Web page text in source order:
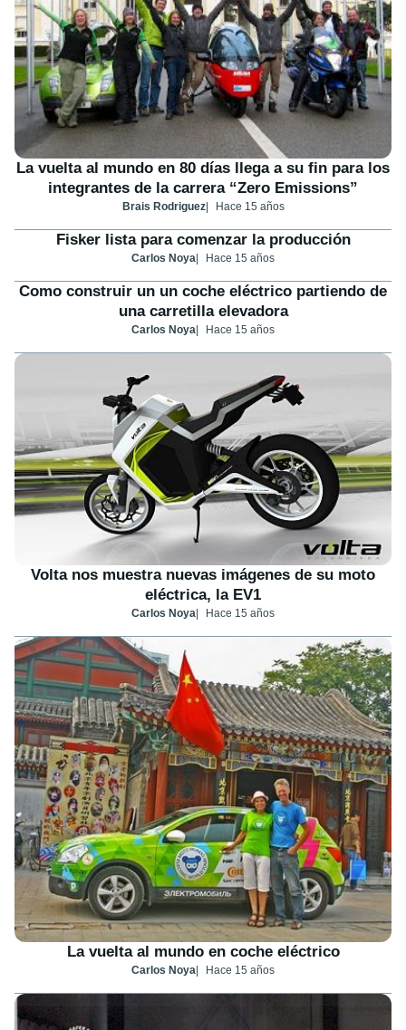
La vuelta al mundo en 80 días llega a su fin para los
integrantes de la carrera “Zero Emissions”
Brais Rodriguez Hace 15 años
Fisker lista para comenzar la producción
Carlos Noya Hace 15 años
Como construir un un coche eléctrico partiendo de
una carretilla elevadora
Carlos Noya Hace 15 años
Volta nos muestra nuevas imágenes de su moto
eléctrica, la EV1
Carlos Noya Hace 15 años
La vuelta al mundo en coche eléctrico
Carlos Noya Hace 15 años